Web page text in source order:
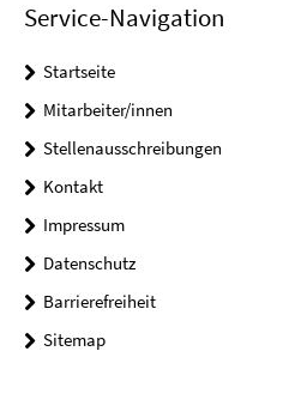
Service-Navigation
Startseite
Mitarbeiter/innen
Stellenausschreibungen
Kontakt
Impressum
Datenschutz
Barrierefreiheit
Sitemap